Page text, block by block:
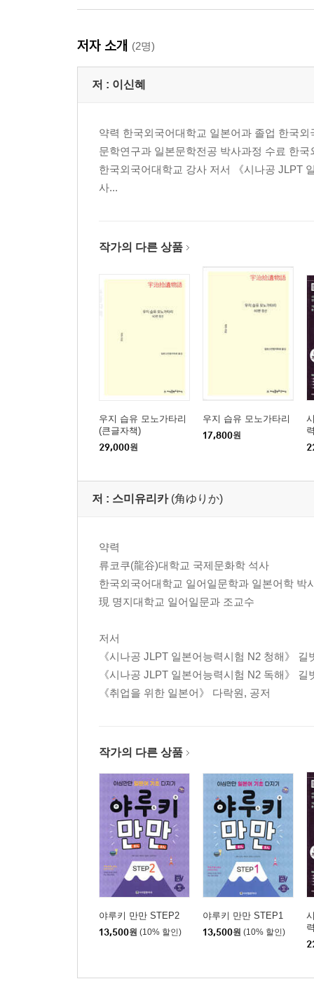
저자 소개 (2명)
저 : 이신혜
약력 한국외국어대학교 일본어과 졸업 한국
문학연구과 일본문학전공 박사과정 수료 한
한국외국어대학교 강사 저서 《시나공 JLPT
사...
작가의 다른 상품
우지 습유 모노가타리
(큰글자책)
29,000원
우지 습유 모노가타리
17,800원
저 : 스미유리카 (角ゆりか)
약력
류코쿠(龍谷)대학교 국제문화학 석사
한국외국어대학교 일어일문학과 일본어학 박
現 명지대학교 일어일문과 조교수
저서
《시나공 JLPT 일본어능력시험 N2 청해》 길
《시나공 JLPT 일본어능력시험 N2 독해》 길
《취업을 위한 일본어》 다락원, 공저
작가의 다른 상품
야루키 만만 STEP2
13,500원 (10% 할인)
야루키 만만 STEP1
13,500원 (10% 할인)